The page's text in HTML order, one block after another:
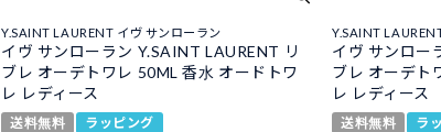
Y.SAINT LAURENT イヴ サンローラン
イヴ サンローラン Y.SAINT LAURENT リ
ブレ オーデトワレ 50ML 香水 オードトワ
レ レディース
送料無料
ラッピング
Y.SAINT
イヴ サンロー
ブレ オーデト
レ レディース
送料無料
ラ